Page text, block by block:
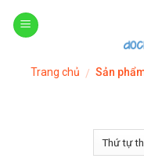
Skip
Trang chủ / Sản